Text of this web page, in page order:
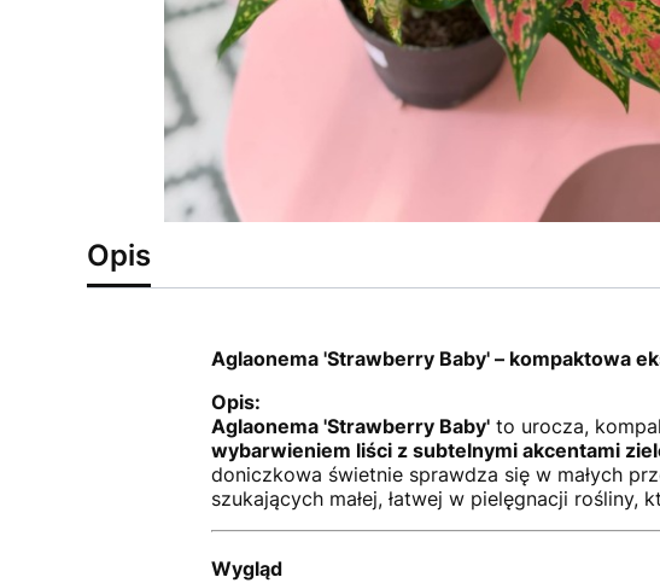
Opis
Aglaonema 'Strawberry Baby' – kompaktowa
Opis:
Aglaonema 'Strawberry Baby'to urocza,
wybarwieniem liści z subtelnymi akcentami
doniczkowa świetnie sprawdza się w małych
szukających małej, łatwej w pielęgnacji
Wygląd